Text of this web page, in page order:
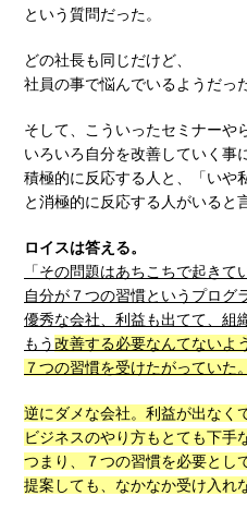
という質問だった。
どの社長も同じだけど、
社員の事で悩んでいるようだっ
そして、こういったセミナーや
いろいろ自分を改善していく事
積極的に反応する人と、「いや
と消極的に反応する人がいると
ロイスは答える。
「その問題はあちこちで起きて
自分が７つの習慣というプログ
優秀な会社、利益も出てて、組
もう改善する必要なんてないよ
７つの習慣を受けたがっていた。
逆にダメな会社。利益が出なく
ビジネスのやり方もとても下手
つまり、７つの習慣を必要とし
提案しても、なかなか受け入れ